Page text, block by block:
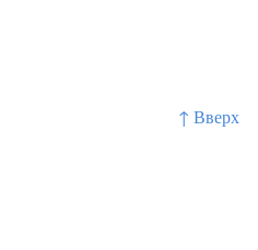
↑ Вверх